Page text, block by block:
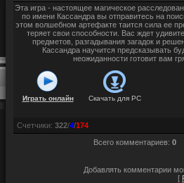
Эта игра - настоящее магическое
по имени Кассандра вы отправитесь на
этом волшебном артефакте таится сила ее
теряет свои способности. Вас ждет
предметов, разгадывания загадок и
Кассандра научится предсказывать
неожиданности готовит вам
Играть онлайн Скачать дляPC
Счетчики: 322/4/174
Всего комментариев: 0
Добавлять комментарии
[